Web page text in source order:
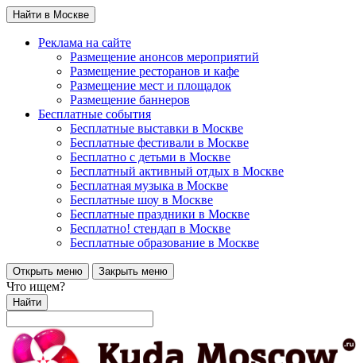
Найти в Москве
Реклама на сайте
Размещение анонсов мероприятий
Размещение ресторанов и кафе
Размещение мест и площадок
Размещение баннеров
Бесплатные события
Бесплатные выставки в Москве
Бесплатные фестивали в Москве
Бесплатно с детьми в Москве
Бесплатный активный отдых в Москве
Бесплатная музыка в Москве
Бесплатные шоу в Москве
Бесплатные праздники в Москве
Бесплатно! стендап в Москве
Бесплатные образование в Москве
Открыть меню Закрыть меню
Что ищем?
Найти